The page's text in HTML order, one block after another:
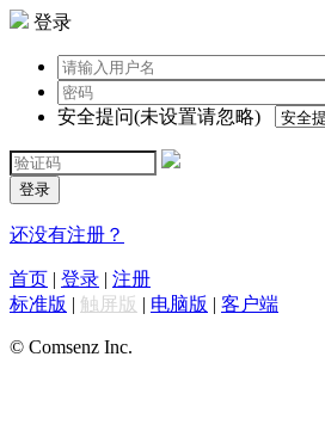
登录
安全提问(未设置请忽略)
登录
还没有注册？
首页 | 登录 | 注册
标准版 | 触屏版 | 电脑版 | 客户端
© Comsenz Inc.